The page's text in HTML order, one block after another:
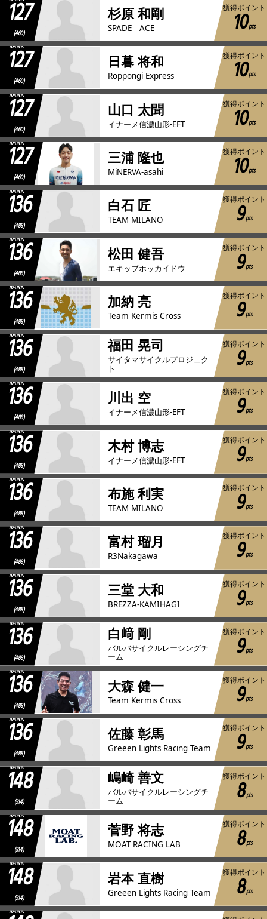
127
(460)
杉原 和剛
SPADE ACE
獲得ポイント
10pts
RANK
127
(460)
日暮 将和
Roppongi Express
獲得ポイント
10pts
RANK
127
(460)
山口 太聞
イナーメ信濃山形-EFT
獲得ポイント
10pts
RANK
127
(460)
三浦 隆也
MiNERVA-asahi
獲得ポイント
10pts
RANK
136
(488)
白石 匠
TEAM MILANO
獲得ポイント
9pts
RANK
136
(488)
松田 健吾
エキップホッカイドウ
獲得ポイント
9pts
RANK
136
(488)
加納 亮
Team Kermis Cross
獲得ポイント
9pts
RANK
136
(488)
福田 晃司
サイタマサイクルプロジェク
ト
獲得ポイント
9pts
RANK
136
(488)
川出 空
イナーメ信濃山形-EFT
獲得ポイント
9pts
RANK
136
(488)
木村 博志
イナーメ信濃山形-EFT
獲得ポイント
9pts
RANK
136
(488)
布施 利実
TEAM MILANO
獲得ポイント
9pts
RANK
136
(488)
富村 瑠月
R3Nakagawa
獲得ポイント
9pts
RANK
136
(488)
三堂 大和
BREZZA-KAMIHAGI
獲得ポイント
9pts
RANK
136
(488)
白﨑 剛
バルバサイクルレーシングチ
ーム
獲得ポイント
9pts
RANK
136
(488)
大森 健一
Team Kermis Cross
獲得ポイント
9pts
RANK
136
(488)
佐藤 彰馬
Greeen Lights Racing Team
獲得ポイント
9pts
RANK
148
(514)
嶋崎 善文
バルバサイクルレーシングチ
ーム
獲得ポイント
8pts
RANK
148
(514)
菅野 将志
MOAT RACING LAB
獲得ポイント
8pts
RANK
148
(514)
岩本 直樹
Greeen Lights Racing Team
獲得ポイント
8pts
RANK